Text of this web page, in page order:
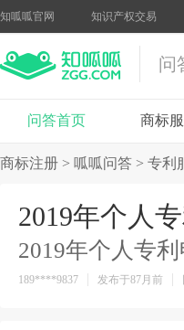
知呱呱官网 知识产权交易
问
问答首页 商标
商标注册 > 呱呱问答 > 专利
2019年个人
2019年个人专
189****9837 发布于87月前